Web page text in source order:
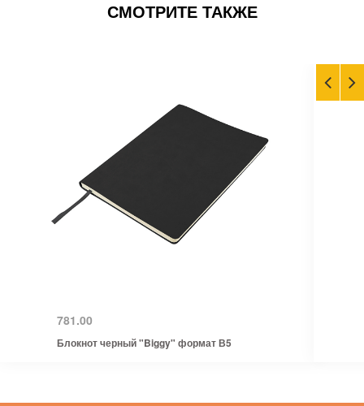
СМОТРИТЕ ТАКЖЕ
781.00
Блокнот черный "Biggy" формат В5